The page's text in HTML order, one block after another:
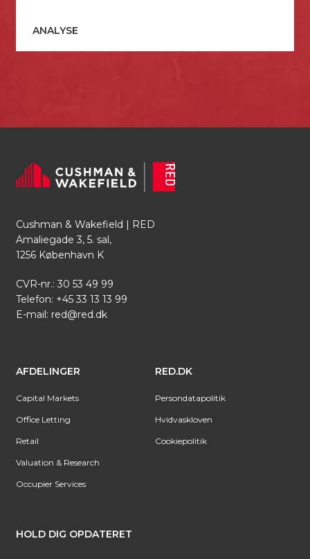
ANALYSE
Cushman & Wakefield | RED
Amaliegade 3, 5. sal,
1256 København K
CVR-nr.: 30 53 49 99
Telefon: +45 33 13 13 99
E-mail: red@red.dk
AFDELINGER
Capital Markets
Office Letting
Retail
Valuation & Research
Occupier Services
RED.DK
Persondatapolitik
Hvidvaskloven
Cookiepolitik
HOLD DIG OPDATERET